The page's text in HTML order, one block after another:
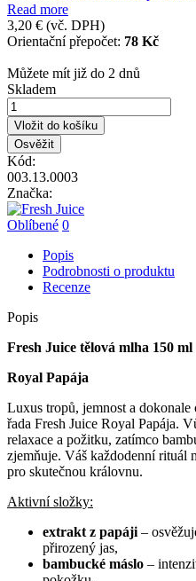
Read more
3,20 € (vč. DPH)
Orientační přepočet: 78 Kč
Můžete mít již do 2 dnů
Skladem
Vložit do košíku
Kód:
003.13.0003
Značka:
Oblíbené 0
Popis
Podrobnosti o produktu
Recenze
Popis
Fresh Juice tělová mlha 150 ml
Royal Papája
Luxus tropů, jemnost a dokonale
řada Fresh Juice Royal Papája.
relaxace a požitku, zatímco
zjemňuje. Váš každodenní rituál
pro skutečnou královnu.
Aktivní složky:
extrakt z papáji –
přirozený jas,
bambucké máslo –